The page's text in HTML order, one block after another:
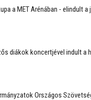
a MET Arénában - elindult
diákok koncertjével indult a
Országos